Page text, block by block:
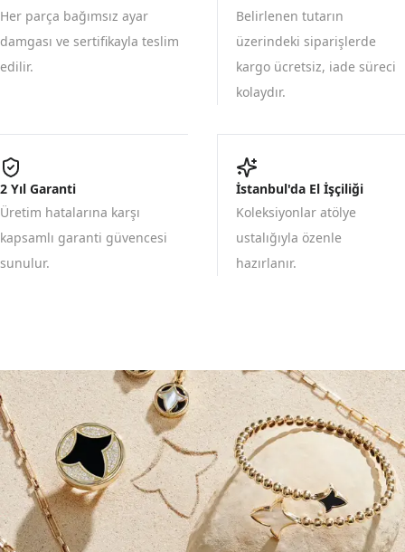
Her parça bağımsız ayar
damgası ve sertifikayla teslim
edilir.
Belirlenen tutarın
üzerindeki siparişlerde
kargo ücretsiz, iade süreci
kolaydır.
2 Yıl Garanti
Üretim hatalarına karşı
kapsamlı garanti güvencesi
sunulur.
İstanbul'da El İşçiliği
Koleksiyonlar atölye
ustalığıyla özenle
hazırlanır.